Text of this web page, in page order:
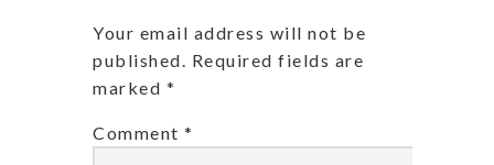
Your email address will not be
published. Required fields are
marked *
Comment *